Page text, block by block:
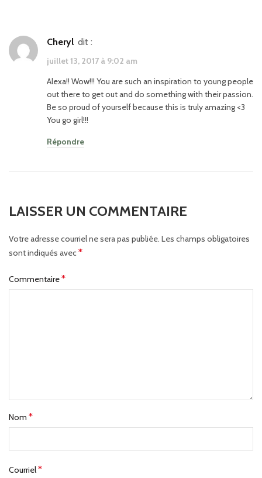
Cheryl dit :
juillet 13, 2017 à 9:02 am
Alexa!! Wow!!! You are such an inspiration to young people
out there to get out and do something with their passion.
Be so proud of yourself because this is truly amazing <3
You go girl!!!
Répondre
LAISSER UN COMMENTAIRE
Votre adresse courriel ne sera pas publiée. Les champs obligatoires
sont indiqués avec*
Commentaire*
Nom *
Courriel*